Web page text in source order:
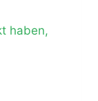
haben,